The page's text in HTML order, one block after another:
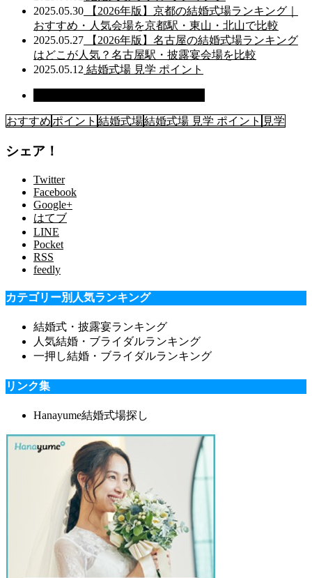
2025.05.30 【2026年版】京都の結婚式場ランキング｜
おすすめ・人気会場を京都駅・東山・北山で比較
2025.05.27 【2026年版】名古屋の結婚式場ランキング
はどこが人気？名古屋駅・披露宴会場を比較
2025.05.12 結婚式場 見学 ポイント
おすすめ ポイント 結婚式場結婚式場 見学 ポイント 見学
シェア！
Twitter
Facebook
Google+
はてブ
LINE
Pocket
RSS
feedly
カテゴリー別人気ランキング
結婚式・披露宴ランキング
人気結婚・ブライダルランキング
一押し結婚・ブライダルランキング
リンク集
Hanayume結婚式場探し